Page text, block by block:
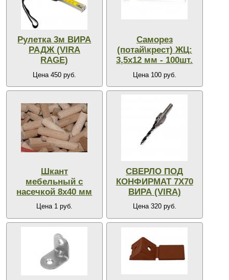
Рулетка 3м ВИРА
РАДЖ (VIRA
RAGE)
Цена 450 руб.
Саморез
(потай\крест) ЖЦ:
3,5х12 мм - 100шт.
Цена 100 руб.
Шкант
мебельный с
насечкой 8х40 мм
Цена 1 руб.
СВЕРЛО ПОД
КОНФИРМАТ 7Х70
ВИРА (VIRA)
Цена 320 руб.